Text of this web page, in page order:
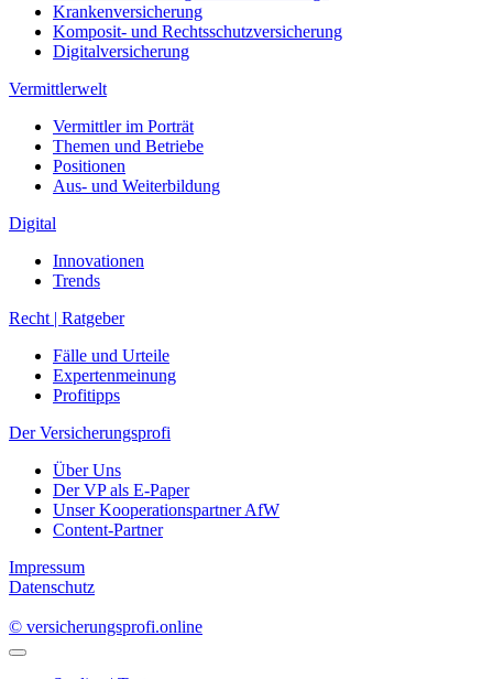
Digital
Innovationen
Fälle und Urteile
Expertenmeinung
Profitipps
Der Versicherungsprofi
Über Uns
Der VP als E-Paper
Content-Partner
Impressum
Datenschutz
Studien | Tests
Übersicht
Fairness
Härtetest
Tarifvergleich